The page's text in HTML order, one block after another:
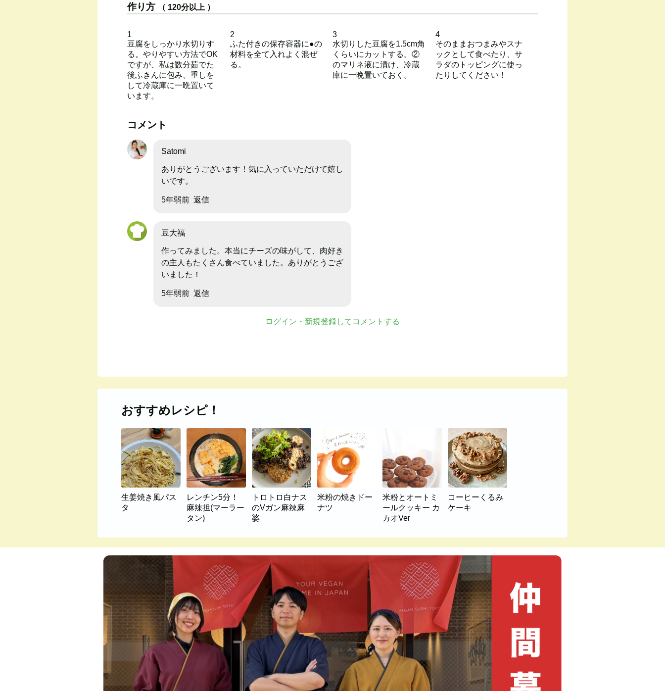
作り方 （ 120分以上 ）
1
豆腐をしっかり水切りす
る。やりやすい方法でOK
ですが、私は数分茹でた
後ふきんに包み、重しを
して冷蔵庫に一晩置いて
います。
2
ふた付きの保存容器に●の
材料を全て入れよく混ぜ
る。
3
水切りした豆腐を1.5cm角
くらいにカットする。②
のマリネ液に漬け、冷蔵
庫に一晩置いておく。
4
そのままおつまみやスナ
ックとして食べたり、サ
ラダのトッピングに使っ
たりしてください！
コメント
Satomi
ありがとうございます！気に入っていただけて嬉し
いです。
5年弱前 返信
豆大福
作ってみました。本当にチーズの味がして、肉好き
の主人もたくさん食べていました。ありがとうござ
いました！
5年弱前 返信
ログイン・新規登録してコメントする
おすすめレシピ！
生姜焼き風パス
タ
レンチン5分！
麻辣担(マーラー
タン)
トロトロ白ナス
のVガン麻辣麻
婆
米粉の焼きドー
ナツ
米粉とオートミ
ールクッキー カ
カオVer
コーヒーくるみ
ケーキ